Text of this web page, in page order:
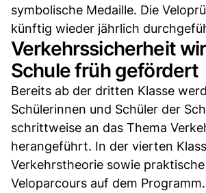
symbolische Medaille. Die
künftig wieder jährlich
Verkehrssicherheit
Schule früh gefördert
Bereits ab der dritten Klasse
Schülerinnen und Schüler der
schrittweise an das Thema
herangeführt. In der vierten
Verkehrstheorie sowie
Veloparcours auf dem Programm.